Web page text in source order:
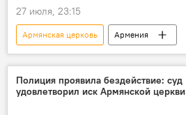
27 июля, 23:15
Армянская церковь
Армения
Новости Армения
Политика
Пашинян Никол
Полиция проявила бездействие: суд
удовлетворил иск Армянской церкви